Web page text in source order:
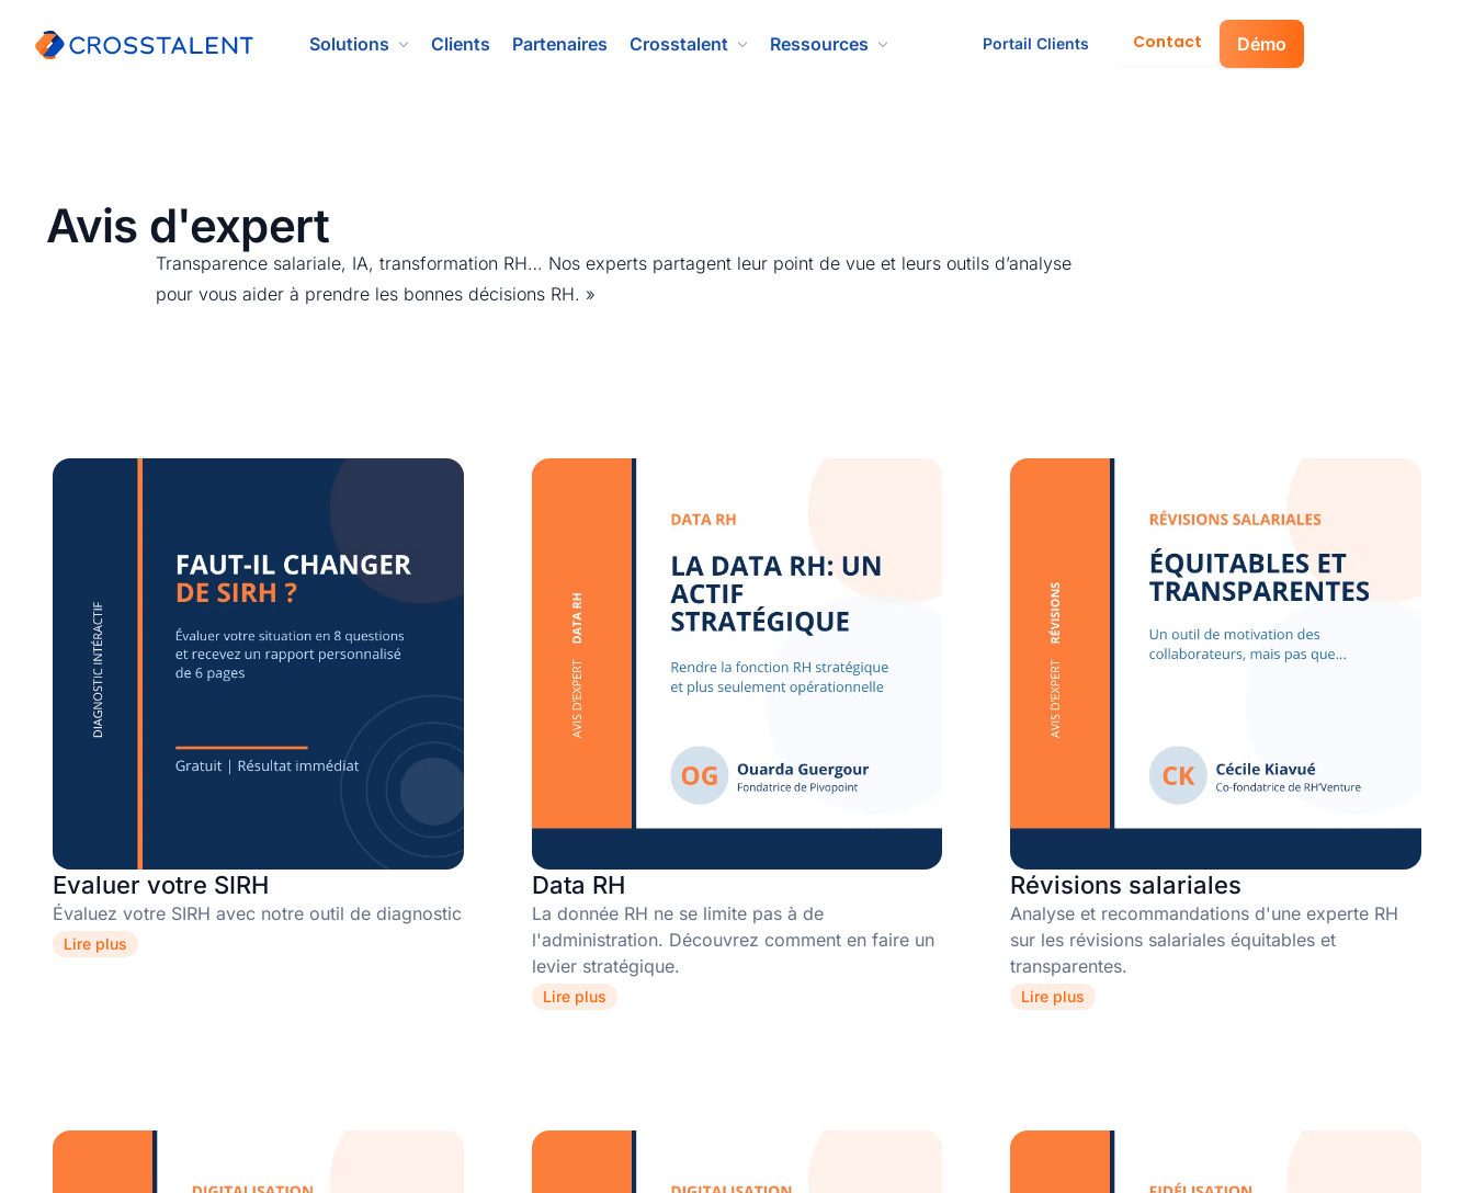
Solutions Clients Partenaires Crosstalent Ressources Portail Clients Contact Démo
Avis d'expert
Transparence salariale, IA, transformation RH… Nos experts partagent leur point de vue et leurs outils d’analyse
pour vous aider à prendre les bonnes décisions RH. »
Evaluer votre SIRH
Évaluez votre SIRH avec notre outil de diagnostic
Lire plus
Data RH
La donnée RH ne se limite pas à de
l'administration. Découvrez comment en faire un
levier stratégique.
Lire plus
Révisions salariales
Analyse et recommandations d'une experte RH
sur les révisions salariales équitables et
transparentes.
Lire plus